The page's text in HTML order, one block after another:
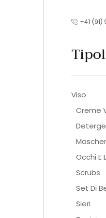
+41 (91)
Viso
Creme
Occhi E
Scrubs
Set Di
Sieri